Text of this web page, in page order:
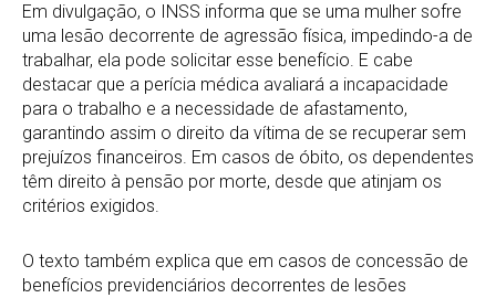
Em divulgação, o INSS informa que se uma mulher sofre
uma lesão decorrente de agressão física, impedindo-a de
trabalhar, ela pode solicitar esse benefício. E cabe
destacar que a perícia médica avaliará a incapacidade
para o trabalho e a necessidade de afastamento,
garantindo assim o direito da vítima de se recuperar sem
prejuízos financeiros. Em casos de óbito, os dependentes
têm direito à pensão por morte, desde que atinjam os
critérios exigidos.
O texto também explica que em casos de concessão de
benefícios previdenciários decorrentes de lesões